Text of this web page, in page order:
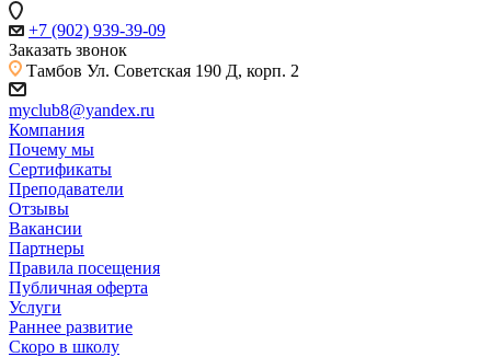
+7 (902) 939-39-09
Заказать звонок
Тамбов Ул. Советская 190 Д, корп. 2
myclub8@yandex.ru
Компания
Почему мы
Сертификаты
Преподаватели
Отзывы
Вакансии
Партнеры
Правила посещения
Публичная оферта
Услуги
Раннее развитие
Скоро в школу